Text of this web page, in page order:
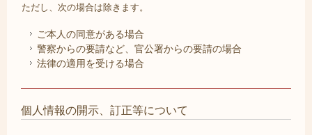
ただし、次の場合は除きます。
ご本人の同意がある場合
警察からの要請など、官公署からの要請の場合
法律の適用を受ける場合
個人情報の開示、訂正等について